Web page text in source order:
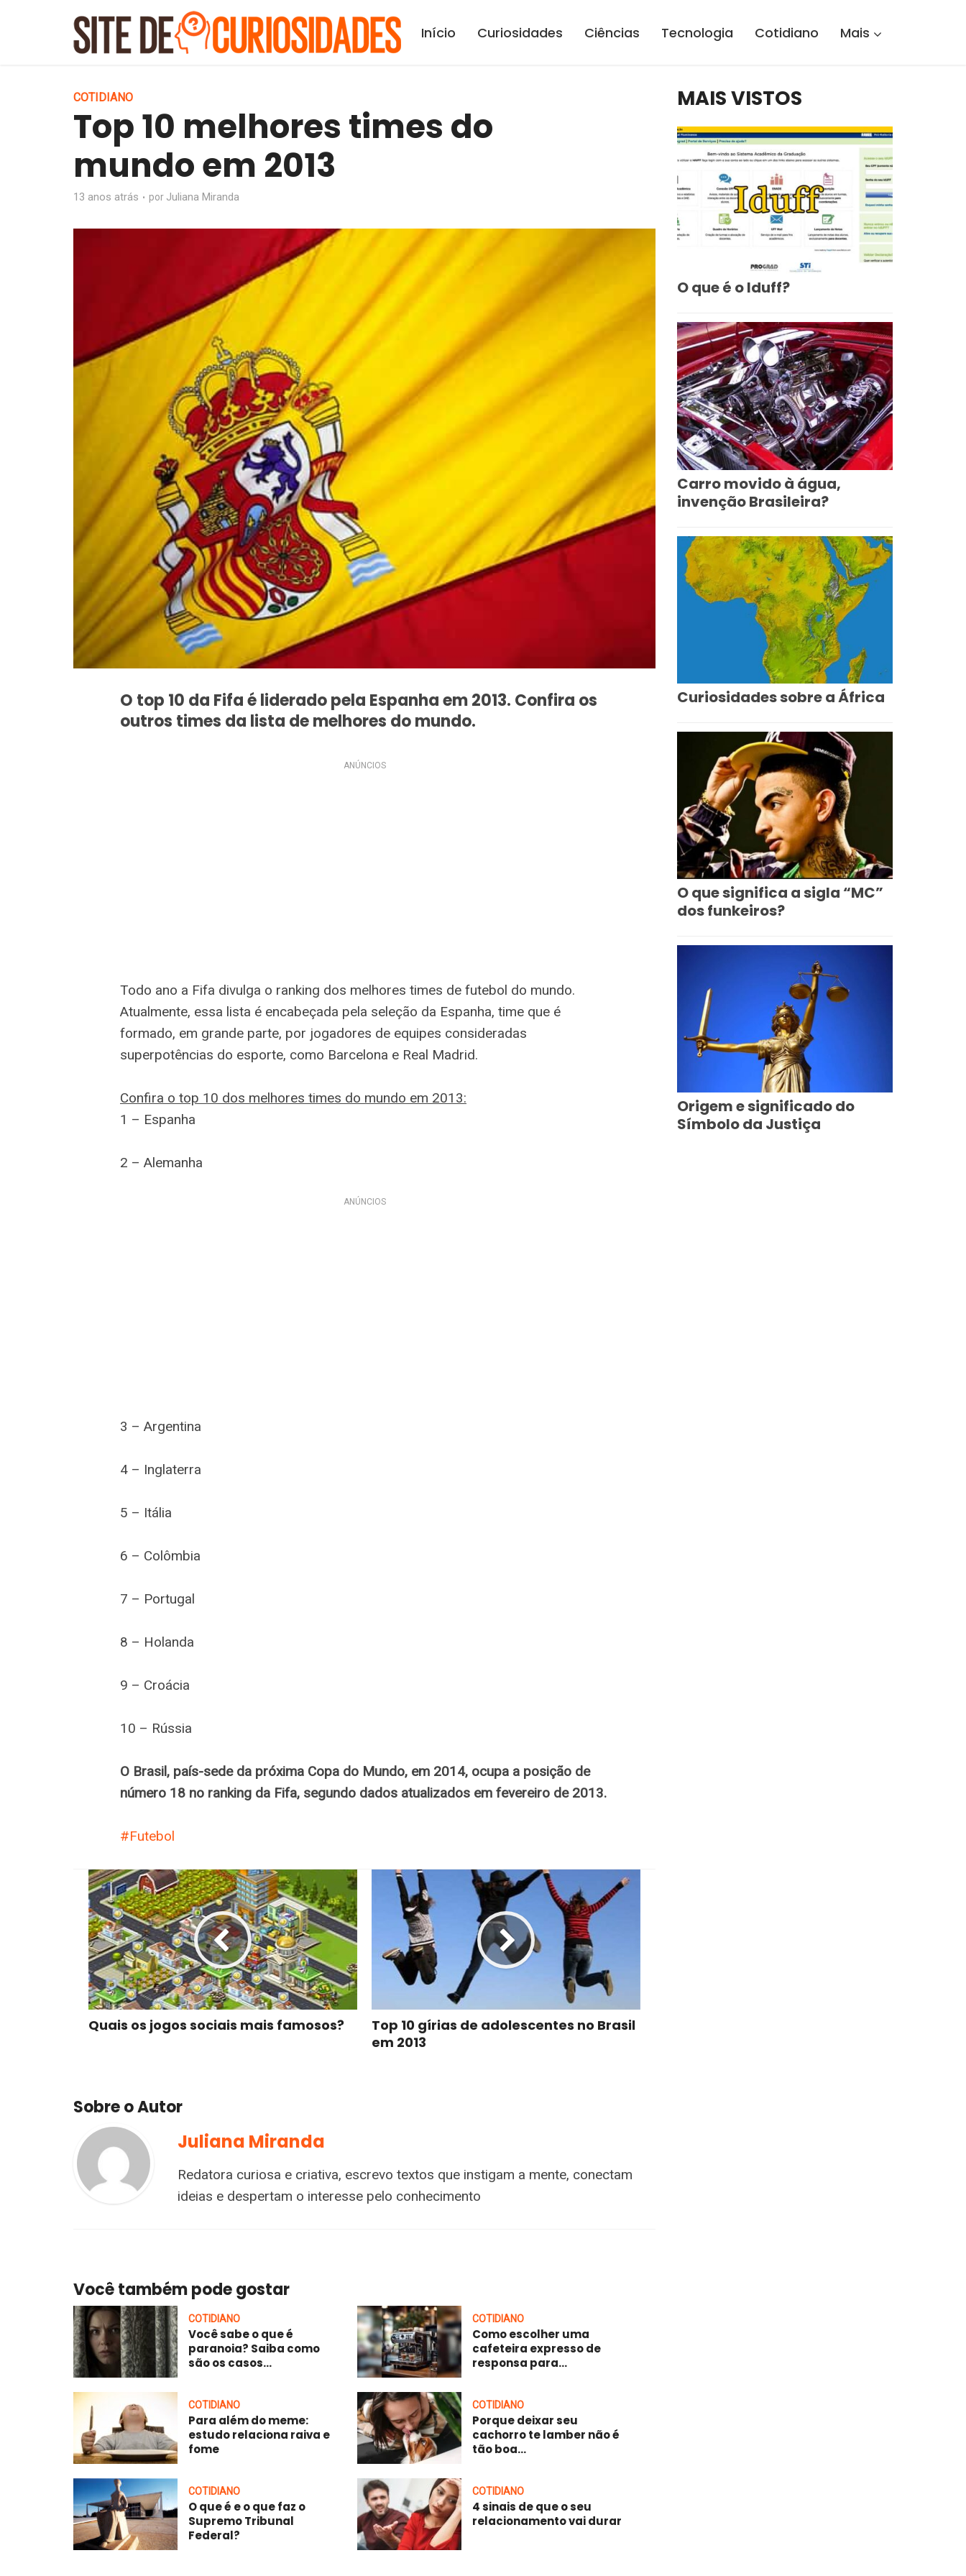
Início Curiosidades Ciências Tecnologia Cotidiano Mais
COTIDIANO
Top 10 melhores times do
mundo em 2013
13 anos atrás por Juliana Miranda
O top 10 da Fifa é liderado pela Espanha em 2013. Confira os
outros times da lista de melhores do mundo.
ANÚNCIOS
Todo ano a Fifa divulga o ranking dos melhores times de futebol do mundo.
Atualmente, essa lista é encabeçada pela seleção da Espanha, time que é
formado, em grande parte, por jogadores de equipes consideradas
superpotências do esporte, como Barcelona e Real Madrid.
Confira o top 10 dos melhores times do mundo em 2013:
1 – Espanha
2 – Alemanha
ANÚNCIOS
3 – Argentina
4 – Inglaterra
5 – Itália
6 – Colômbia
7 – Portugal
8 – Holanda
9 – Croácia
10 – Rússia
O Brasil, país-sede da próxima Copa do Mundo, em 2014, ocupa a posição de
número 18 no ranking da Fifa, segundo dados atualizados em fevereiro de 2013.
Futebol
Quais os jogos sociais mais famosos?
Top 10 gírias de adolescentes no Brasil
em 2013
Sobre o Autor
Juliana Miranda
Redatora curiosa e criativa, escrevo textos que instigam a mente, conectam
ideias e despertam o interesse pelo conhecimento
Você também pode gostar
COTIDIANO
Você sabe o que é
paranoia? Saiba como
são os casos...
COTIDIANO
Como escolher uma
cafeteira expresso de
responsa para...
COTIDIANO
Para além do meme:
estudo relaciona raiva e
fome
COTIDIANO
Porque deixar seu
cachorro te lamber não é
tão boa...
COTIDIANO
O que é e o que faz o
Supremo Tribunal
Federal?
COTIDIANO
4 sinais de que o seu
relacionamento vai durar
MAIS VISTOS
O que é o Iduff?
Carro movido à água,
invenção Brasileira?
Curiosidades sobre a África
O que significa a sigla “MC”
dos funkeiros?
Origem e significado do
Símbolo da Justiça